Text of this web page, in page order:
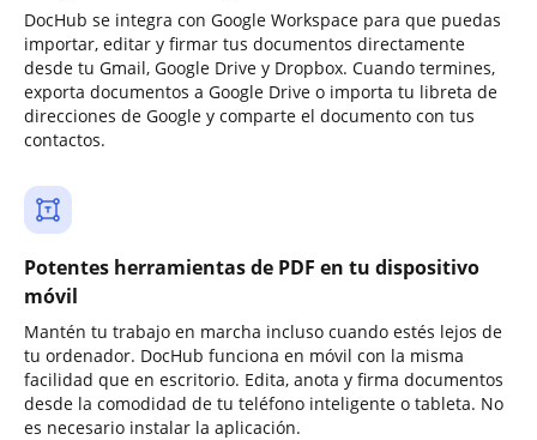
DocHub se integra con Google Workspace para que puedas
importar, editar y firmar tus documentos directamente
desde tu Gmail, Google Drive y Dropbox. Cuando termines,
exporta documentos a Google Drive o importa tu libreta de
direcciones de Google y comparte el documento con tus
contactos.
Potentes herramientas de PDF en tu dispositivo
móvil
Mantén tu trabajo en marcha incluso cuando estés lejos de
tu ordenador. DocHub funciona en móvil con la misma
facilidad que en escritorio. Edita, anota y firma documentos
desde la comodidad de tu teléfono inteligente o tableta. No
es necesario instalar la aplicación.